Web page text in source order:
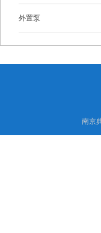
6-A型
外置泵
南京